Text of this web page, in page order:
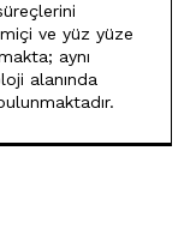
ve yüz yüze
aynı
alanında